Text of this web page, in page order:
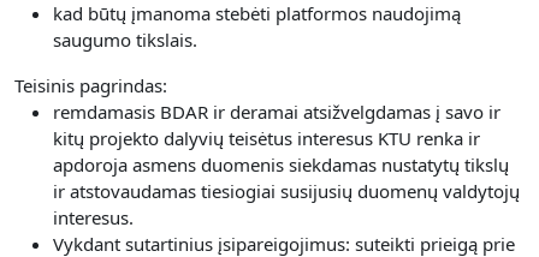
kad būtų įmanoma stebėti platformos naudojimą
saugumo tikslais.
Teisinis pagrindas:
remdamasis BDAR ir deramai atsižvelgdamas į savo ir
kitų projekto dalyvių teisėtus interesus KTU renka ir
apdoroja asmens duomenis siekdamas nustatytų tikslų
ir atstovaudamas tiesiogiai susijusių duomenų valdytojų
interesus.
Vykdant sutartinius įsipareigojimus: suteikti prieigą prie